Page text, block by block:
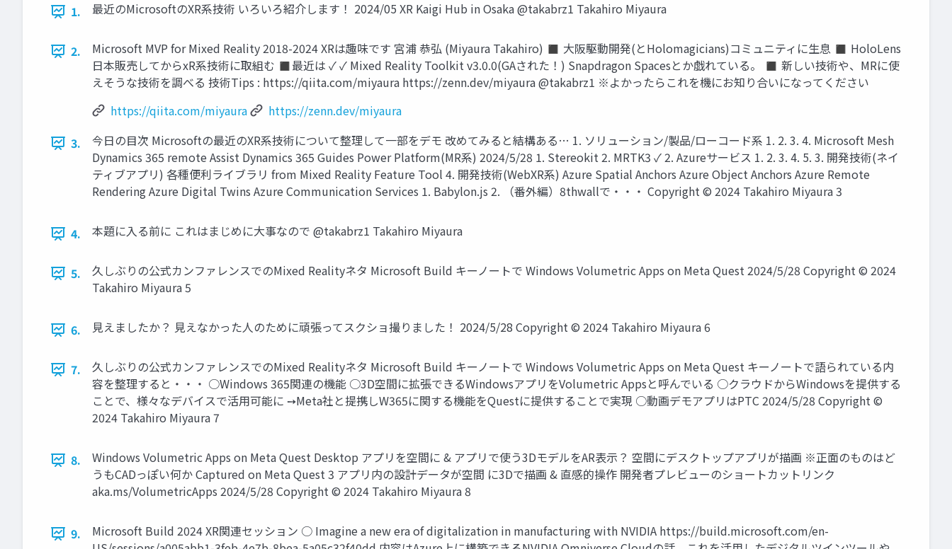
1.
最近のMicrosoftのXR系技術 いろいろ紹介します！ 2024/05 XR Kaigi Hub in Osaka @takabrz1 Takahiro Miyaura
2.
Microsoft MVP for Mixed Reality 2018-2024 XRは趣味です 宮浦 恭弘 (Miyaura Takahiro) ◼ 大阪駆動開発(とHolomagicians)コミュニティに生息 ◼ HoloLens
日本販売してからxR系技術に取組む ◼最近は ✓ ✓ Mixed Reality Toolkit v3.0.0(GAされた！) Snapdragon Spacesとか戯れている。 ◼ 新しい技術や、MRに使
えそうな技術を調べる 技術Tips : https://qiita.com/miyaura https://zenn.dev/miyaura @takabrz1 ※よかったらこれを機にお知り合いになってください
https://qiita.com/miyaura
https://zenn.dev/miyaura
3.
今日の目次 Microsoftの最近のXR系技術について整理して一部をデモ 改めてみると結構ある… 1. ソリューション/製品/ローコード系 1. 2. 3. 4. Microsoft Mesh
Dynamics 365 remote Assist Dynamics 365 Guides Power Platform(MR系) 2024/5/28 1. Stereokit 2. MRTK3 ✓ 2. Azureサービス 1. 2. 3. 4. 5. 3. 開発技術(ネイ
ティブアプリ) 各種便利ライブラリ from Mixed Reality Feature Tool 4. 開発技術(WebXR系) Azure Spatial Anchors Azure Object Anchors Azure Remote
Rendering Azure Digital Twins Azure Communication Services 1. Babylon.js 2. （番外編）8thwallで・・・ Copyright © 2024 Takahiro Miyaura 3
4. 本題に入る前に これはまじめに大事なので @takabrz1 Takahiro Miyaura
5.
久しぶりの公式カンファレンスでのMixed Realityネタ Microsoft Build キーノートで Windows Volumetric Apps on Meta Quest 2024/5/28 Copyright © 2024
Takahiro Miyaura 5
6. 見えましたか？ 見えなかった人のために頑張ってスクショ撮りました！ 2024/5/28 Copyright © 2024 Takahiro Miyaura 6
7.
久しぶりの公式カンファレンスでのMixed Realityネタ Microsoft Build キーノートで Windows Volumetric Apps on Meta Quest キーノートで語られている内
容を整理すると・・・ ○Windows 365関連の機能 ○3D空間に拡張できるWindowsアプリをVolumetric Appsと呼んでいる ○クラウドからWindowsを提供する
ことで、様々なデバイスで活用可能に ➙Meta社と提携しW365に関する機能をQuestに提供することで実現 ○動画デモアプリはPTC 2024/5/28 Copyright ©
2024 Takahiro Miyaura 7
8.
Windows Volumetric Apps on Meta Quest Desktop アプリを空間に & アプリで使う3DモデルをAR表示？ 空間にデスクトップアプリが描画 ※正面のものはど
うもCADっぽい何か Captured on Meta Quest 3 アプリ内の設計データが空間 に3Dで描画 & 直感的操作 開発者プレビューのショートカットリンク
aka.ms/VolumetricApps 2024/5/28 Copyright © 2024 Takahiro Miyaura 8
9.
Microsoft Build 2024 XR関連セッション ○ Imagine a new era of digitalization in manufacturing with NVIDIA https://build.microsoft.com/en-